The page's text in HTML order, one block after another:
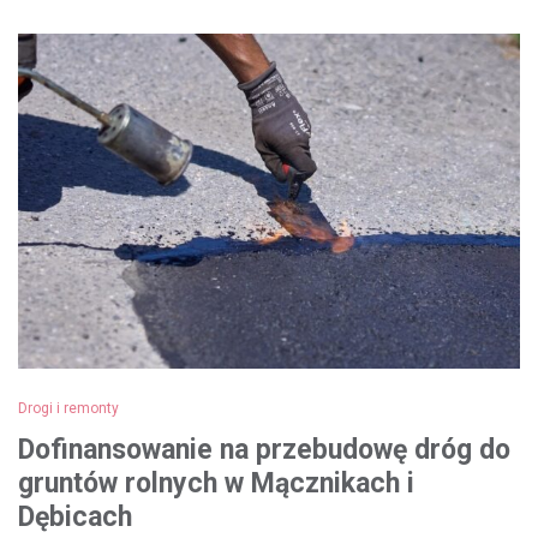
Drogi i remonty
Dofinansowanie na przebudowę dróg do
gruntów rolnych w Mącznikach i
Dębicach